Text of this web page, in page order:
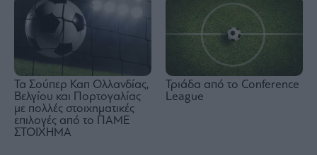
Τα Σούπερ Καπ Ολλανδίας,
Βελγίου και Πορτογαλίας
με πολλές στοιχηματικές
επιλογές από το ΠΑΜΕ
ΣΤΟΙΧΗΜΑ
Τριάδα από το Conference
League